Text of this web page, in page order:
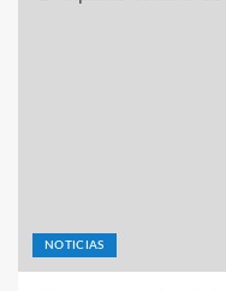
NOTICIAS